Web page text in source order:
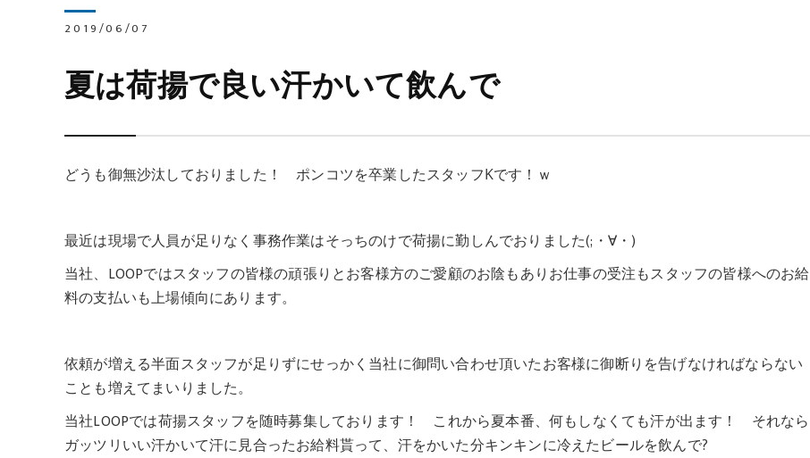
2019/06/07
夏は荷揚で良い汗かいて飲んで
どうも御無沙汰しておりました！ ポンコツを卒業したスタッフKです！ｗ
最近は現場で人員が足りなく事務作業はそっちのけで荷揚に勤しんでおりました(;・∀・)
当社、LOOPではスタッフの皆様の頑張りとお客様方のご愛顧のお陰もありお仕事の受注もスタッフの皆様へのお給
料の支払いも上場傾向にあります。
依頼が増える半面スタッフが足りずにせっかく当社に御問い合わせ頂いたお客様に御断りを告げなければならない
ことも増えてまいりました。
当社LOOPでは荷揚スタッフを随時募集しております！ これから夏本番、何もしなくても汗が出ます！ それなら
ガッツリいい汗かいて汗に見合ったお給料貰って、汗をかいた分キンキンに冷えたビールを飲んで?